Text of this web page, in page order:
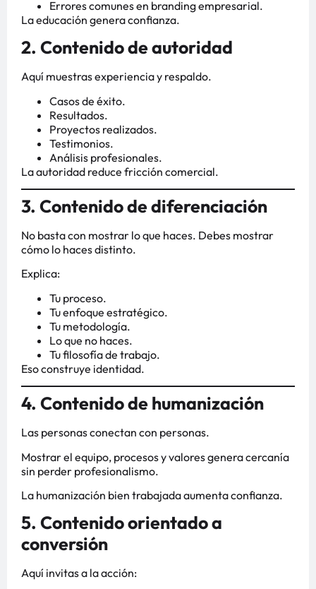
Errores comunes en branding empresarial.
La educación genera confianza.
2. Contenido de autoridad
Aquí muestras experiencia y respaldo.
Casos de éxito.
Resultados.
Proyectos realizados.
Testimonios.
Análisis profesionales.
La autoridad reduce fricción comercial.
3. Contenido de diferenciación
No basta con mostrar lo que haces. Debes mostrar
cómo lo haces distinto.
Explica:
Tu proceso.
Tu enfoque estratégico.
Tu metodología.
Lo que no haces.
Tu filosofía de trabajo.
Eso construye identidad.
4. Contenido de humanización
Las personas conectan con personas.
Mostrar el equipo, procesos y valores genera cercanía
sin perder profesionalismo.
La humanización bien trabajada aumenta confianza.
5. Contenido orientado a
conversión
Aquí invitas a la acción: